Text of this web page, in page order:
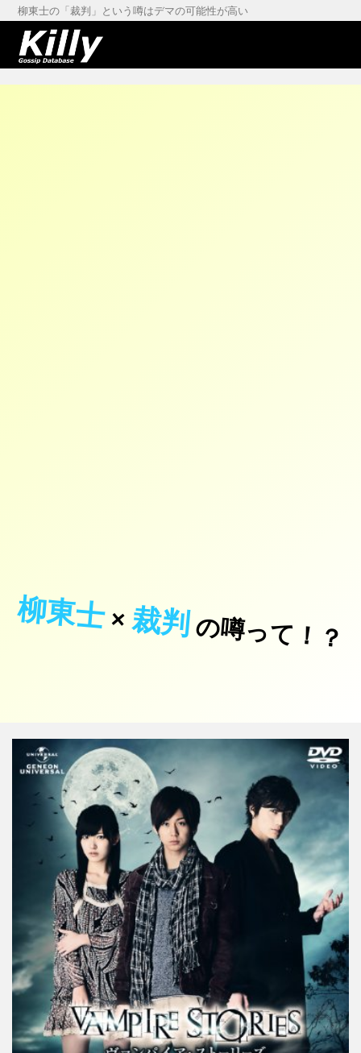
柳東士の「裁判」という噂はデマの可能性が高い
柳東士×裁判の噂って！？